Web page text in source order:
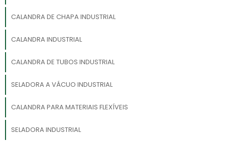
CALANDRA DE CHAPA INDUSTRIAL
CALANDRA INDUSTRIAL
CALANDRA DE TUBOS INDUSTRIAL
SELADORA A VÁCUO INDUSTRIAL
CALANDRA PARA MATERIAIS FLEXÍVEIS
SELADORA INDUSTRIAL